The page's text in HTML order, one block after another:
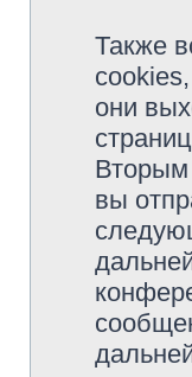
Также
они
Вторым
вы